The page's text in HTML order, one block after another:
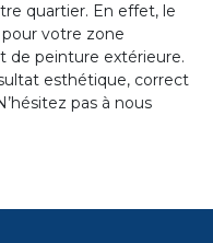
quartier. En effet, le
votre zone
de peinture extérieure.
esthétique, correct
pas à nous